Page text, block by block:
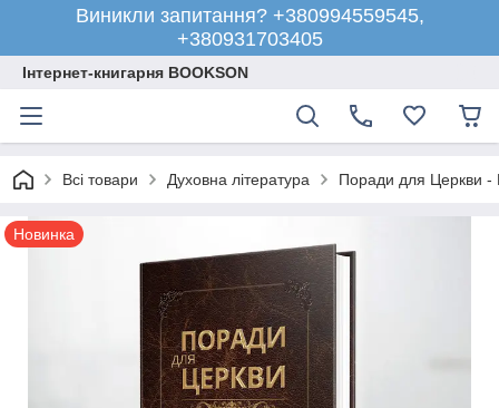
Виникли запитання? +380994559545,
+380931703405
Інтернет-книгарня BOOKSON
Всі товари Духовна література Поради для Церкви -
Новинка